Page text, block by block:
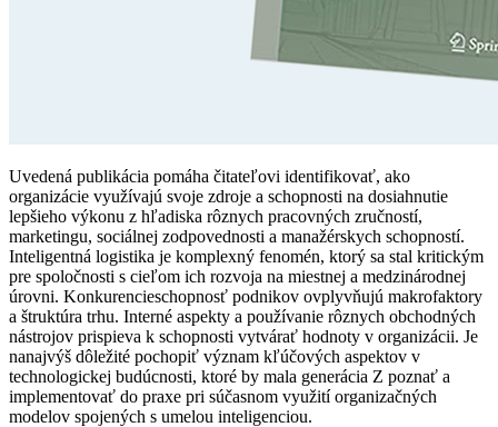
Uvedená publikácia pomáha čitateľovi identifikovať, ako
organizácie využívajú svoje zdroje a schopnosti na dosiahnutie
lepšieho výkonu z hľadiska rôznych pracovných zručností,
marketingu, sociálnej zodpovednosti a manažérskych schopností.
Inteligentná logistika je komplexný fenomén, ktorý sa stal kritickým
pre spoločnosti s cieľom ich rozvoja na miestnej a medzinárodnej
úrovni. Konkurencieschopnosť podnikov ovplyvňujú makrofaktory
a štruktúra trhu. Interné aspekty a používanie rôznych obchodných
nástrojov prispieva k schopnosti vytvárať hodnoty v organizácii. Je
nanajvýš dôležité pochopiť význam kľúčových aspektov v
technologickej budúcnosti, ktoré by mala generácia Z poznať a
implementovať do praxe pri súčasnom využití organizačných
modelov spojených s umelou inteligenciou.